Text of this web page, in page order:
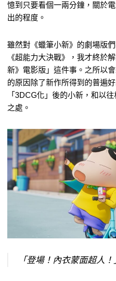
憶到只要看個一兩分鐘，關於
出的程度。
雖然對《蠟筆小新》的劇場版
《超能力大決戰》，我才終於
新》電影版」這件事。之所以
的原因除了新作所得到的普遍
「3DCG化」後的小新，和以
之處。
「登場！內衣蒙面超人！